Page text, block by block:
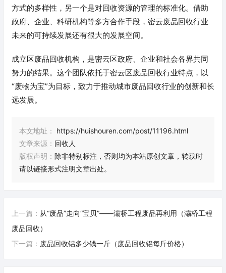
方式的多样性，另一个是对回收资源的管理的标准化。借助
政府、企业、科研机构等多方合作手段，密云废品回收行业
未来的可持续发展还有很大的发展空间。
成立区废品回收机构，是密云区政府、企业和社会各界共同
努力的结果。这个团队依托于密云区废品回收行业特点，以
“废物为宝”为目标，致力于推动城市废品回收行业的创新和长
远发展。
本文地址：
https://huishouren.com/post/11196.html
文章来源： 回收人
版权声明： 除非特别标注，否则均为本站原创文章，转载时
请以链接形式注明文章出处。
上一篇： 从“废品”走向“宝贝”——灞桥工程废品再利用（灞桥工程
废品回收）
下一篇： 废品回收铝多少钱一斤（废品回收铝每斤价格）